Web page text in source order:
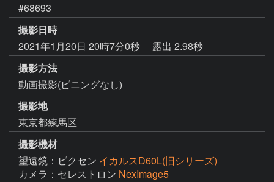
#68693
撮影日時
2021年1月20日 20時7分0秒
露出 2.98秒
撮影方法
動画撮影(ビニングなし)
撮影地
東京都練馬区
撮影機材
望遠鏡：ビクセン イカルスD60L(旧シリーズ)
カメラ：セレストロン NexImage5